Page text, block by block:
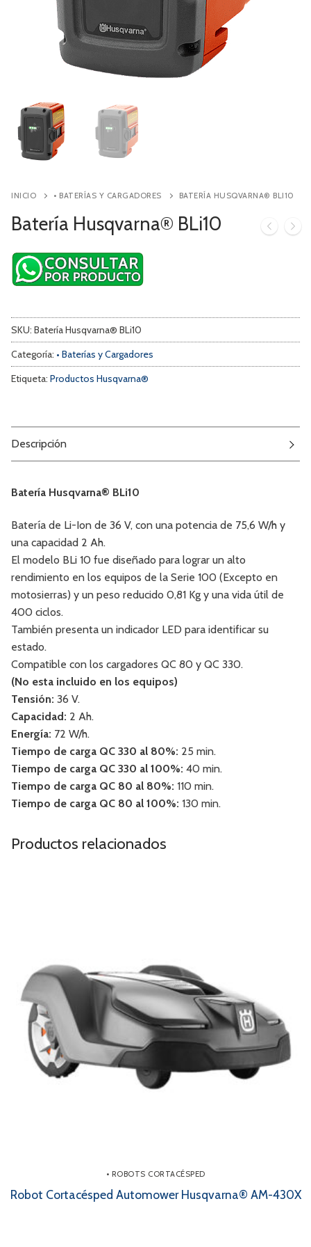
Contacto
INICIO • BATERÍAS Y CARGADORES BATERÍA HUSQVARNA® BLI10
Batería Husqvarna® BLi10
SKU: Batería Husqvarna® BLi10
Categoría: • Baterías y Cargadores
Etiqueta: Productos Husqvarna®
Descripción
Batería Husqvarna® BLi10
Batería de Li-Ion de 36 V, con una potencia de 75,6 W/h y
una capacidad 2 Ah.
El modelo BLi 10 fue diseñado para lograr un alto
rendimiento en los equipos de la Serie 100 (Excepto en
motosierras) y un peso reducido 0,81 Kg y una vida útil de
400 ciclos.
También presenta un indicador LED para identificar su
estado.
Compatible con los cargadores QC 80 y QC 330.
(No esta incluido en los equipos)
Tensión: 36 V.
Capacidad: 2 Ah.
Energía: 72 W/h.
Tiempo de carga QC 330 al 80%: 25 min.
Tiempo de carga QC 330 al 100%: 40 min.
Tiempo de carga QC 80 al 80%: 110 min.
Tiempo de carga QC 80 al 100%: 130 min.
Productos relacionados
• ROBOTS CORTACÉSPED
Robot Cortacésped Automower Husqvarna® AM-430X